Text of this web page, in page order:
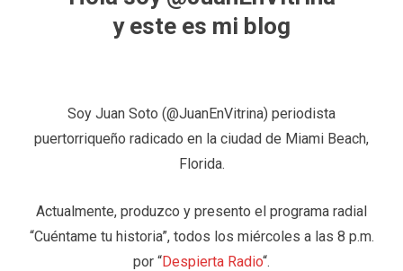
y este es mi blog
Soy Juan Soto (@JuanEnVitrina) periodista
puertorriqueño radicado en la ciudad de Miami Beach,
Florida.
Actualmente, produzco y presento el programa radial
“Cuéntame tu historia”, todos los miércoles a las 8 p.m.
por “Despierta Radio“.